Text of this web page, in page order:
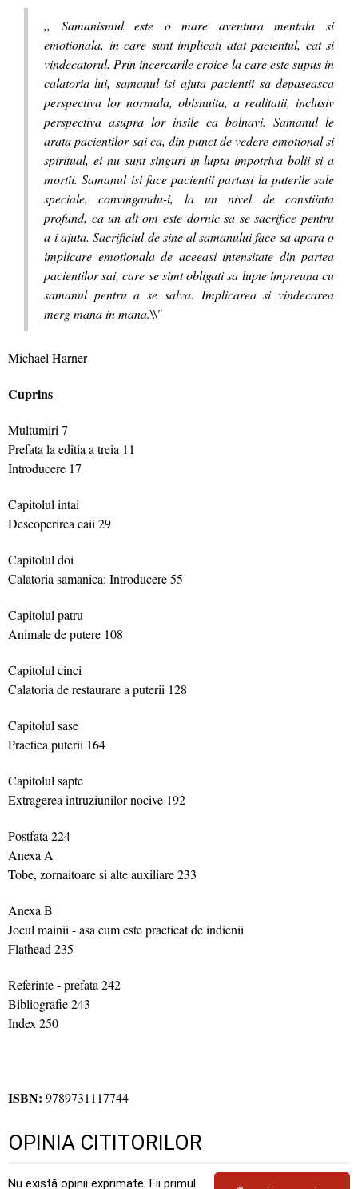
,, Samanismul este o mare aventura mentala si
emotionala, in care sunt implicati atat pacientul, cat si
vindecatorul. Prin incercarile eroice la care este supus in
calatoria lui, samanul isi ajuta pacientii sa depaseasca
perspectiva lor normala, obisnuita, a realitatii, inclusiv
perspectiva asupra lor insile ca bolnavi. Samanul le
arata pacientilor sai ca, din punct de vedere emotional si
spiritual, ei nu sunt singuri in lupta impotriva bolii si a
mortii. Samanul isi face pacientii partasi la puterile sale
speciale, convingandu-i, la un nivel de constiinta
profund, ca un alt om este dornic sa se sacrifice pentru
a-i ajuta. Sacrificiul de sine al samanului face sa apara o
implicare emotionala de aceeasi intensitate din partea
pacientilor sai, care se simt obligati sa lupte impreuna cu
samanul pentru a se salva. Implicarea si vindecarea
merg mana in mana.\\"
Michael Harner
Cuprins
Multumiri 7
Prefata la editia a treia 11
Introducere 17
Capitolul intai
Descoperirea caii 29
Capitolul doi
Calatoria samanica: Introducere 55
Capitolul patru
Animale de putere 108
Capitolul cinci
Calatoria de restaurare a puterii 128
Capitolul sase
Practica puterii 164
Capitolul sapte
Extragerea intruziunilor nocive 192
Postfata 224
Anexa A
Tobe, zornaitoare si alte auxiliare 233
Anexa B
Jocul mainii - asa cum este practicat de indienii
Flathead 235
Referinte - prefata 242
Bibliografie 243
Index 250
ISBN: 9789731117744
OPINIA CITITORILOR
Nu există opinii exprimate. Fii primul